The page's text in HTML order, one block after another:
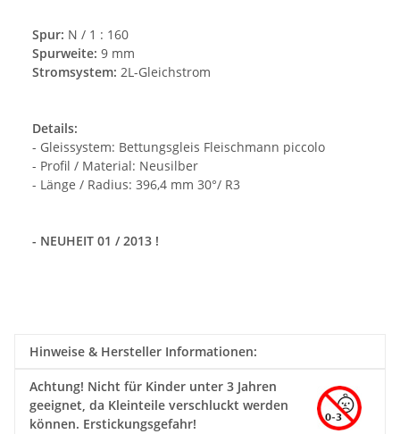
Spur: N / 1 : 160
Spurweite: 9 mm
Stromsystem: 2L-Gleichstrom
Details:
- Gleissystem: Bettungsgleis Fleischmann piccolo
- Profil / Material: Neusilber
- Länge / Radius: 396,4 mm 30°/ R3
- NEUHEIT 01 / 2013 !
Hinweise & Hersteller Informationen:
Achtung! Nicht für Kinder unter 3 Jahren
geeignet, da Kleinteile verschluckt werden
können. Erstickungsgefahr!